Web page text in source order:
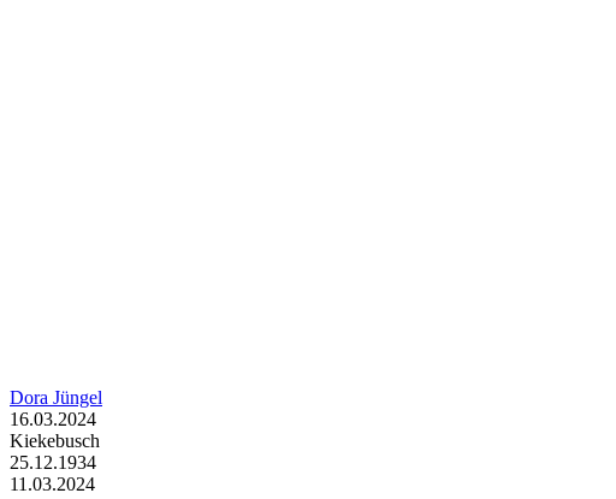
Dora Jüngel
16.03.2024
Kiekebusch
25.12.1934
11.03.2024